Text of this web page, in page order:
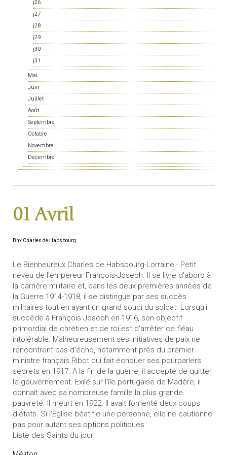
j26
j27
j28
j29
j30
j31
Mai
Juin
Juillet
Août
Septembre
Octobre
Novembre
Décembre
01 Avril
Bhx Charles de Habsbourg
Le Bienheureux Charles de Habsbourg-Lorraine - Petit
neveu de l'empereur François-Joseph. Il se livre d'abord à
la carrière militaire et, dans les deux premières années de
la Guerre 1914-1918, il se distingue par ses succès
militaires tout en ayant un grand souci du soldat. Lorsqu'il
succède à François-Joseph en 1916, son objectif
primordial de chrétien et de roi est d'arrêter ce fléau
intolérable. Malheureusement ses initiatives de paix ne
rencontrent pas d'écho, notamment près du premier
ministre français Ribot qui fait échouer ses pourparlers
secrets en 1917. A la fin de la guerre, il accepte de quitter
le gouvernement. Exilé sur l'île portugaise de Madère, il
connaît avec sa nombreuse famille la plus grande
pauvreté. Il meurt en 1922. Il avait fomenté deux coups
d'états. Si l'Église béatifie une personne, elle ne cautionne
pas pour autant ses options politiques.
Liste des Saints du jour: